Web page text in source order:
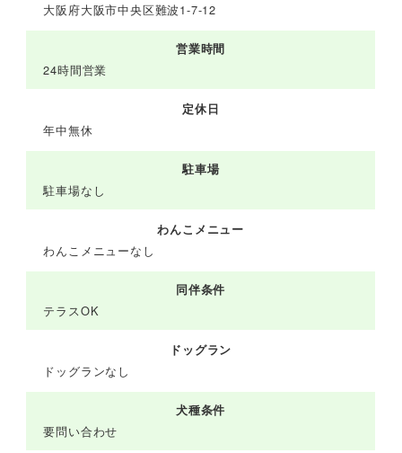
大阪府大阪市中央区難波1-7-12
営業時間
24時間営業
定休日
年中無休
駐車場
駐車場なし
わんこメニュー
わんこメニューなし
同伴条件
テラスOK
ドッグラン
ドッグランなし
犬種条件
要問い合わせ